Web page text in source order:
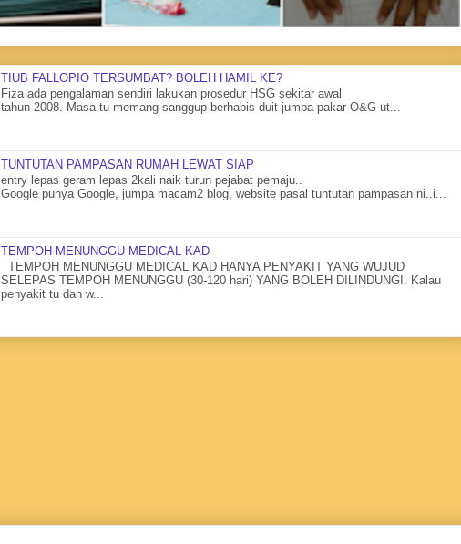
TIUB FALLOPIO TERSUMBAT? BOLEH HAMIL KE?
Fiza ada pengalaman sendiri lakukan prosedur HSG sekitar awal
tahun 2008. Masa tu memang sanggup berhabis duit jumpa pakar O&G ut...
TUNTUTAN PAMPASAN RUMAH LEWAT SIAP
entry lepas geram lepas 2kali naik turun pejabat pemaju..
Google punya Google, jumpa macam2 blog, website pasal tuntutan pampasan ni..i...
TEMPOH MENUNGGU MEDICAL KAD
TEMPOH MENUNGGU MEDICAL KAD HANYA PENYAKIT YANG WUJUD
SELEPAS TEMPOH MENUNGGU (30-120 hari) YANG BOLEH DILINDUNGI. Kalau
penyakit tu dah w...